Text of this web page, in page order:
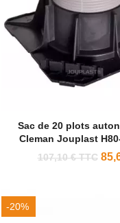
Sac de 20 plots
Cleman Jouplast
107,10 € TTC
-20%